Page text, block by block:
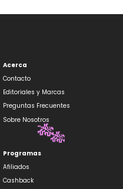
Acerca
Contacto
Editoriales y Marcas
Preguntas Frecuentes
Sobre Nosotros
Programas
Afiliados
Cashback
🎋